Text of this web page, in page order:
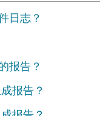
日志？
报告？
报告？